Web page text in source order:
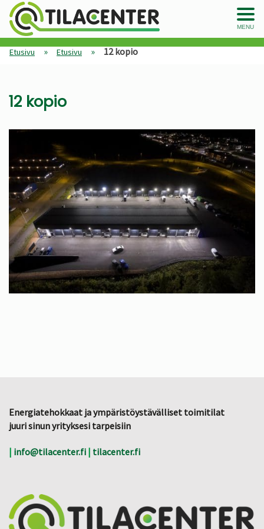
MENU
Etusivu » Etusivu » 12 kopio
12 kopio
Energiatehokkaat ja ympäristöystävälliset toimitilat
juuri sinun yrityksesi tarpeisiin
| info@tilacenter.fi | tilacenter.fi